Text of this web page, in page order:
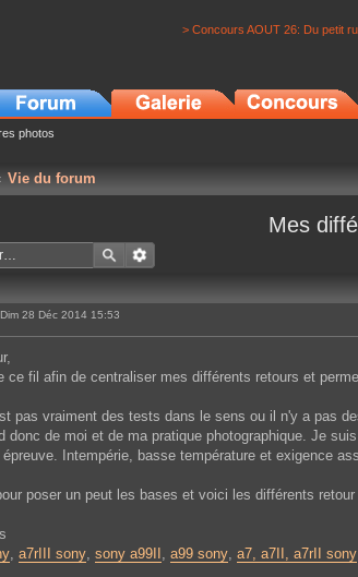
> Concours AOUT 26: Du petit
photos
Vie du forum
Mes
Dim 28 Déc 2014 15:53
ce fil afin de centraliser mes différents retours et
pas vraiment des tests dans le sens ou il n'y a pas
donc de moi et de ma pratique photographique. Je
épreuve. Intempérie, basse température et exigence
poser un peut les bases et voici les différents
, a7rIII sony, sony a99II , a99 sony, a7, a7II, a7rII sony